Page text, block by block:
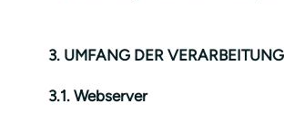
3. UMFANG DER VERARBEITUNG
3.1. Webserver